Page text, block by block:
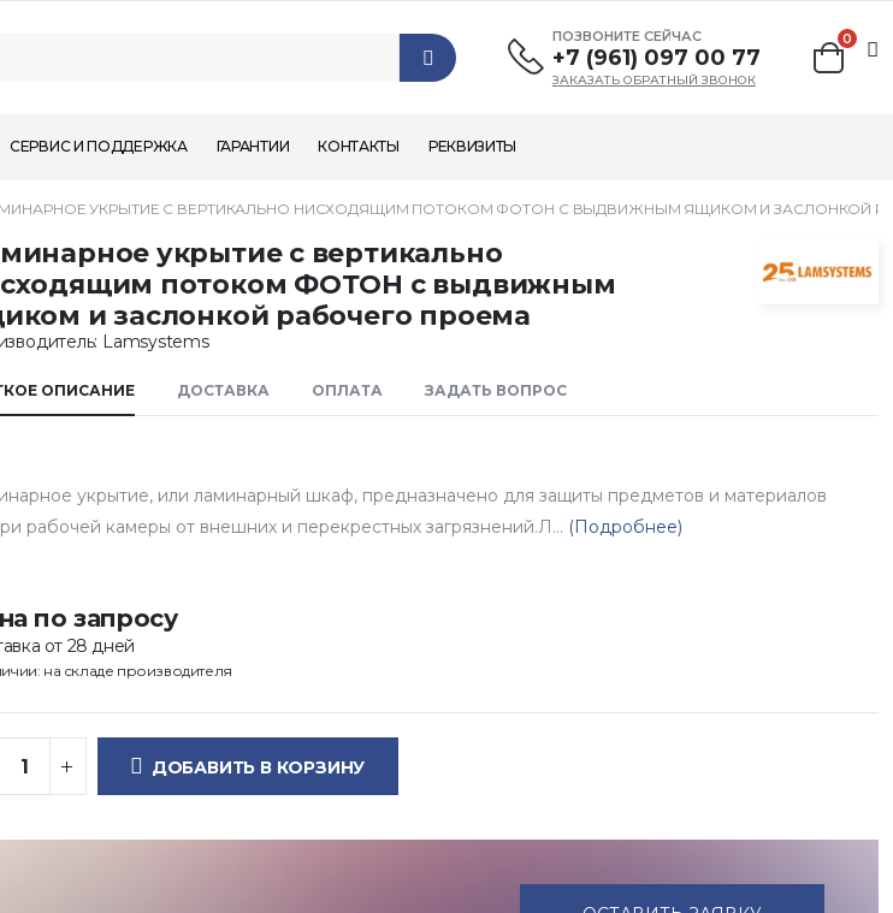
ПОЗВОНИТЕ СЕЙЧАС
+7 (961) 097 00 77
ЗАКАЗАТЬ ОБРАТНЫЙ ЗВОНОК
0
СЕРВИС И ПОДДЕРЖКА ГАРАНТИИ КОНТАКТЫ РЕКВИЗИТЫ
УКРЫТИЕ С ВЕРТИКАЛЬНО НИСХОДЯЩИМ ПОТОКОМ ФОТОН С ВЫДВИЖНЫМ ЯЩИКОМ И ЗАСЛОНКОЙ
укрытие с вертикально
потоком ФОТОН с выдвижным
и заслонкой рабочего проема
Lamsystems
ОПИСАНИЕ ДОСТАВКА ОПЛАТА ЗАДАТЬ ВОПРОС
укрытие, или ламинарный шкаф, предназначено для защиты предметов и материалов
рабочей камеры от внешних и перекрестных загрязнений.Л... (Подробнее)
по запросу
от 28 дней
на складе производителя
ДОБАВИТЬ В КОРЗИНУ